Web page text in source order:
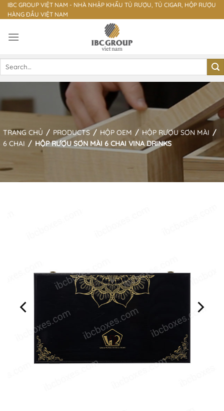
Skip
to
IBC GROUP VIỆT NAM - NHÀ NHẬP KHẨU TỦ RƯỢU, TỦ CIGAR, HỘP RƯỢU
HÀNG ĐẦU VIỆT NAM
Search
TRANG CHỦ / PRODUCTS / HỘP OEM / HỘP RƯỢU SƠN MÀI /
6 CHAI / HỘP RƯỢU SƠN MÀI 6 CHAI VINA DRINKS